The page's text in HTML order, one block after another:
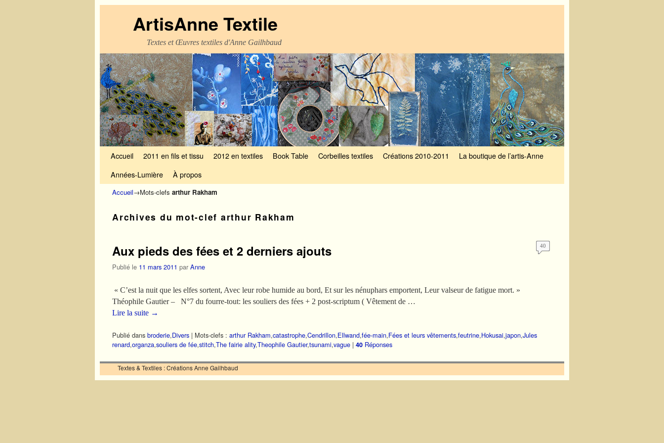
ArtisAnne Textile
Textes et Œuvres textiles d'Anne Gailhbaud
Accueil 2011 en fils et tissu 2012 en textiles Book Table Corbeilles textiles Créations 2010-2011
La boutique de l’artis-Anne
Années-Lumière
À propos
Accueil→Mots-clefs arthur Rakham
Archives du mot-clef arthur Rakham
Aux pieds des fées et 2 derniers ajouts
Publié le 11 mars 2011 par Anne
40
« C’est la nuit que les elfes sortent, Avec leur robe humide au bord, Et sur les nénuphars emportent, Leur valseur de fatigue mort. »
Théophile Gautier – N°7 du fourre-tout: les souliers des fées + 2 post-scriptum ( Vêtement de …
Lire la suite →
Publié dans broderie,Divers | Mots-clefs : arthur Rakham,catastrophe,Cendrillon,Ellwand,fée-main,Fées et leurs vêtements,feutrine,Hokusai,japon,Jules
renard,organza,souliers de fée,stitch,The fairie ality,Theophile Gautier,tsunami,vague | 40 Réponses
Textes & Textiles : Créations Anne Gailhbaud